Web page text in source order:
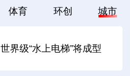
体育 环创 城市
世界级“水上电梯”将成型